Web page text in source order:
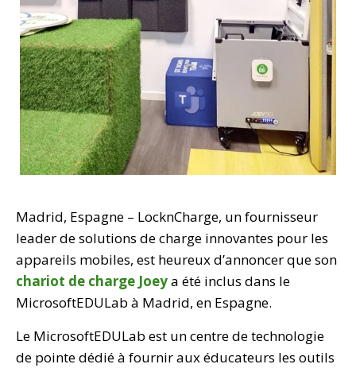
Madrid, Espagne – LocknCharge, un fournisseur
leader de solutions de charge innovantes pour les
appareils mobiles, est heureux d’annoncer que son
chariot de charge Joeya été inclus dans le
MicrosoftEDULab à Madrid, en Espagne.
Le MicrosoftEDULab est un centre de technologie
de pointe dédié à fournir aux éducateurs les outils